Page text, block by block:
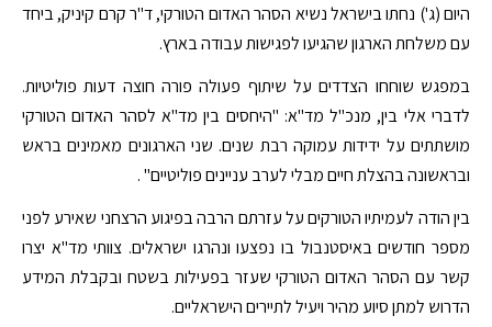
היום (ג') נחתו בישראל נשיא הסהר האדום הטורקי, ד"ר קרם קיניק, ביחד
עם משלחת הארגון שהגיעו לפגישות עבודה בארץ.
במפגש שוחחו הצדדים על שיתוף פעולה פורה חוצה דעות פוליטיות.
לדברי אלי בין, מנכ"ל מד"א: "היחסים בין מד"א לסהר האדום הטורקי
מושתתים על ידידות עמוקה רבת שנים. שני הארגונים מאמינים בראש
ובראשונה בהצלת חיים מבלי לערב עניינים פוליטיים" .
בין הודה לעמיתיו הטורקים על עזרתם הרבה בפיגוע הרצחני שאירע לפני
מספר חודשים באיסטנבול בו נפצעו ונהרגו ישראלים. צוותי מד"א יצרו
קשר עם הסהר האדום הטורקי שעזר בפעילות בשטח ובקבלת המידע
הדרוש למתן סיוע מהיר ויעיל לתיירים הישראליים.